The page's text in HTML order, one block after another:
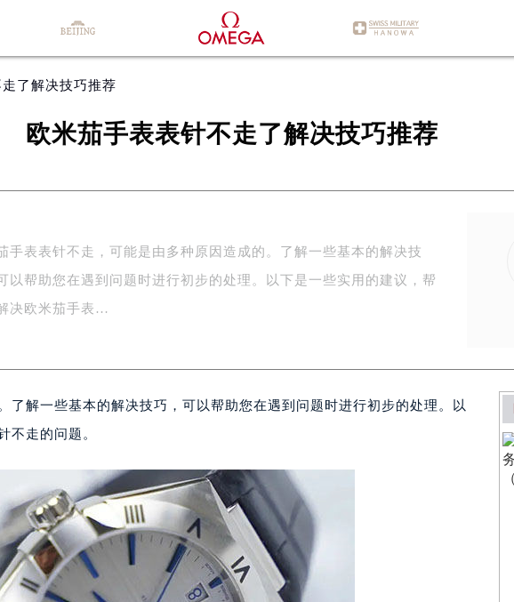
了解决技巧推荐
欧米茄手表表针不走了解决技巧推荐
手表表针不走，可能是由多种原因造成的。了解一些基本的解决技
以帮助您在遇到问题时进行初步的处理。以下是一些实用的建议，帮
决欧米茄手表…
了解一些基本的解决技巧，可以帮助您在遇到问题时进行初步的处理。以
不走的问题。